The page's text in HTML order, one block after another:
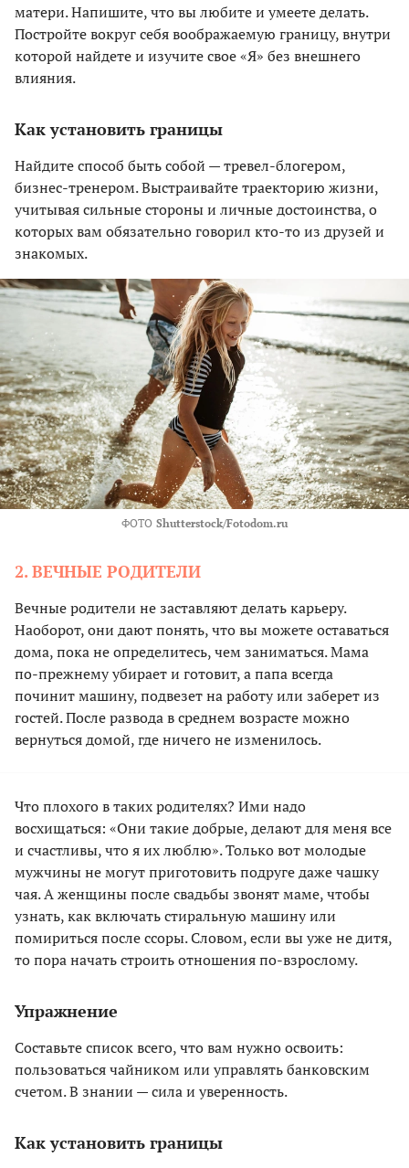
матери. Напишите, что вы любите и умеете делать.
Постройте вокруг себя воображаемую границу, внутри
которой найдете и изучите свое «Я» без внешнего
влияния.
Как установить границы
Найдите способ быть собой — тревел-блогером,
бизнес-тренером. Выстраивайте траекторию жизни,
учитывая сильные стороны и личные достоинства, о
которых вам обязательно говорил кто-то из друзей и
знакомых.
ФОТО Shutterstock/Fotodom.ru
2. ВЕЧНЫЕ РОДИТЕЛИ
Вечные родители не заставляют делать карьеру.
Наоборот, они дают понять, что вы можете оставаться
дома, пока не определитесь, чем заниматься. Мама
по-прежнему убирает и готовит, а папа всегда
починит машину, подвезет на работу или заберет из
гостей. После развода в среднем возрасте можно
вернуться домой, где ничего не изменилось.
Что плохого в таких родителях? Ими надо
восхищаться: «Они такие добрые, делают для меня все
и счастливы, что я их люблю». Только вот молодые
мужчины не могут приготовить подруге даже чашку
чая. А женщины после свадьбы звонят маме, чтобы
узнать, как включать стиральную машину или
помириться после ссоры. Словом, если вы уже не дитя,
то пора начать строить отношения по-взрослому.
Упражнение
Составьте список всего, что вам нужно освоить:
пользоваться чайником или управлять банковским
счетом. В знании — сила и уверенность.
Как установить границы